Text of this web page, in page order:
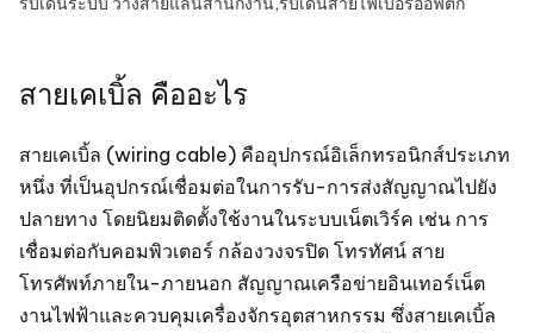
สายเคเบิ้ล คืออะไร
สายเคเบิ้ล (wiring cable) คืออุปกรณ์อิเล็กทรอนิกส์ประเภท
หนึ่ง ที่เป็นอุปกรณ์เชื่อมต่อในการรับ-การส่งสัญญาณไปยัง
ปลายทาง โดยนิยมติดตั้งใช้งานในระบบเน็ตเวิร์ค เช่น การ
เชื่อมต่อกับคอมพิวเตอร์ กล้องวงจรปิด โทรทัศน์ สาย
โทรศัพท์ภายใน-ภายนอก สัญญาณเครือข่ายอินเทอร์เน็ต
งานไฟฟ้าและควบคุมเครื่องจักรอุตสาหกรรม ซึ่งสายเคเบิ้ล